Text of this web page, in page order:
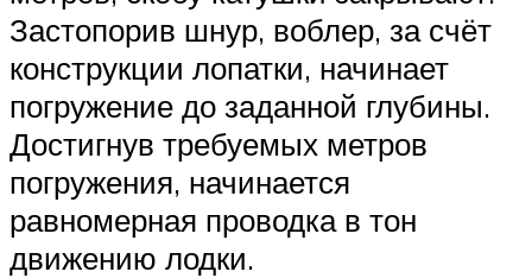
Застопорив шнур, воблер, за счёт
конструкции лопатки, начинает
погружение до заданной глубины.
Достигнув требуемых метров
погружения, начинается
равномерная проводка в тон
движению лодки.